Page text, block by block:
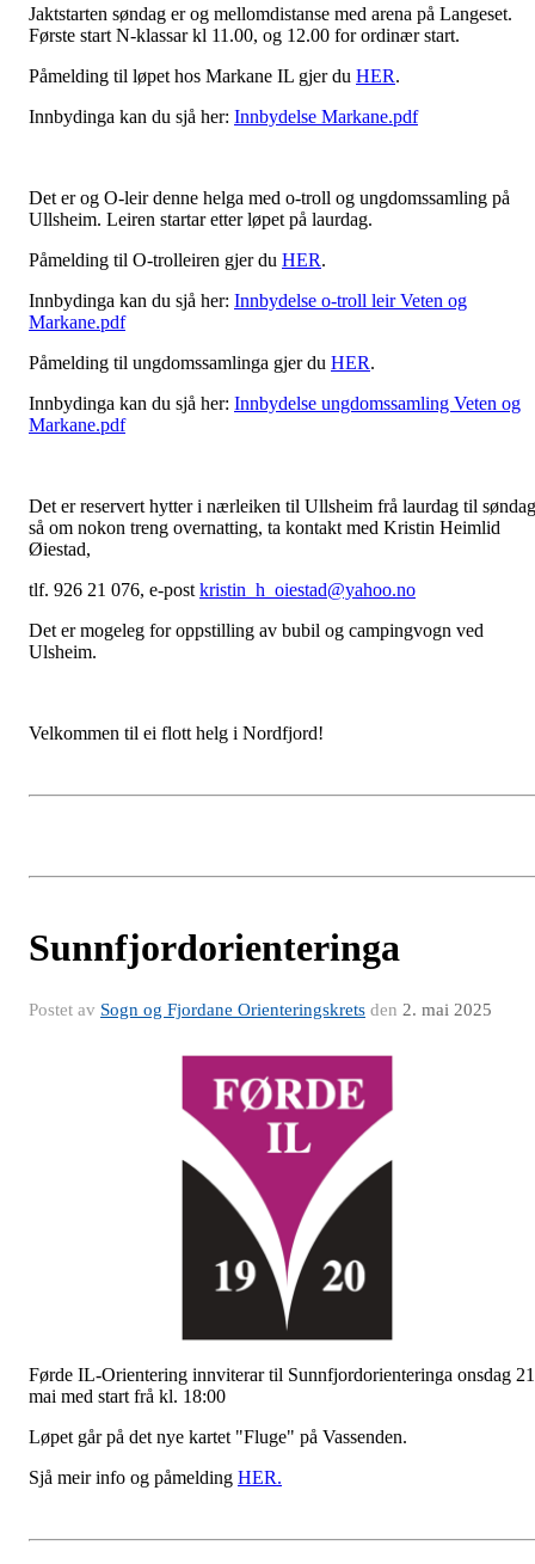
Jaktstarten søndag er og mellomdistanse med arena på Langeset.
Første start N-klassar kl 11.00, og 12.00 for ordinær start.
Påmelding til løpet hos Markane IL gjer du HER.
Innbydinga kan du sjå her: Innbydelse Markane.pdf
Det er og O-leir denne helga med o-troll og ungdomssamling på
Ullsheim. Leiren startar etter løpet på laurdag.
Påmelding til O-trolleiren gjer du HER.
Innbydinga kan du sjå her: Innbydelse o-troll leir Veten og
Markane.pdf
Påmelding til ungdomssamlinga gjer du HER.
Innbydinga kan du sjå her: Innbydelse ungdomssamling Veten og
Markane.pdf
Det er reservert hytter i nærleiken til Ullsheim frå laurdag til
så om nokon treng overnatting, ta kontakt med Kristin Heimlid
Øiestad,
tlf. 926 21 076, e-post kristin_h_oiestad@yahoo.no
Det er mogeleg for oppstilling av bubil og campingvogn ved
Ulsheim.
Velkommen til ei flott helg i Nordfjord!
Sunnfjordorienteringa
Postet av Sogn og Fjordane Orienteringskrets den 2. mai 2025
Førde IL-Orientering innviterar til Sunnfjordorienteringa onsdag
mai med start frå kl. 18:00
Løpet går på det nye kartet "Fluge" på Vassenden.
Sjå meir info og påmelding HER.